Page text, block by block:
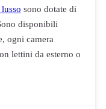
sono dotate di
disponibili
ogni camera
lettini da esterno o